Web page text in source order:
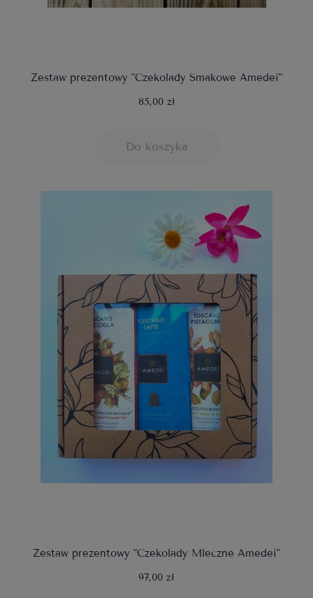
Zestaw prezentowy "Czekolady Smakowe Amedei"
85,00 zł
Do koszyka
Zestaw prezentowy "Czekolady Mleczne Amedei"
97,00 zł